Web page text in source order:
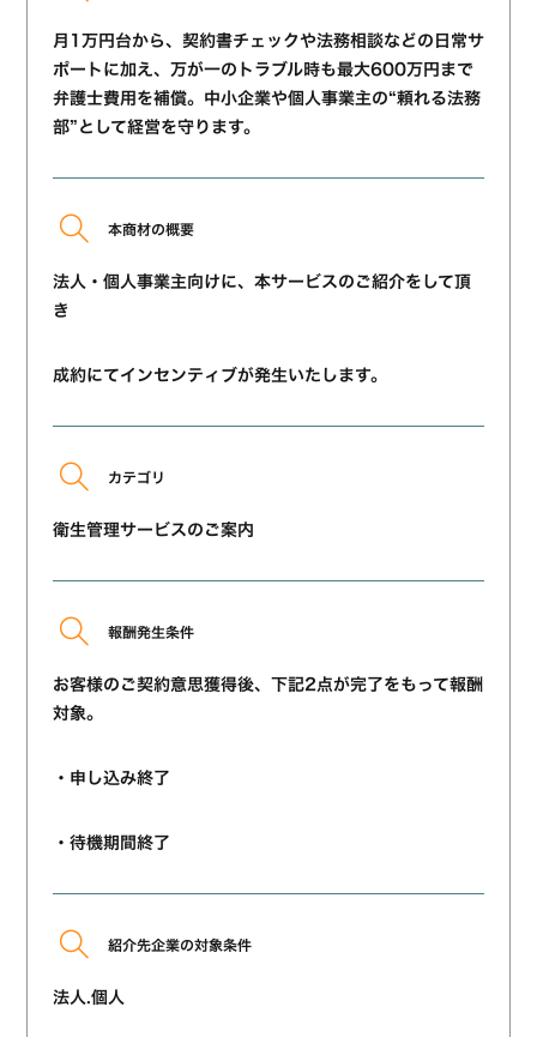
月1万円台から、契約書チェックや法務相談などの日常サ
ポートに加え、万が一のトラブル時も最大600万円まで
弁護士費用を補償。中小企業や個人事業主の“頼れる法務
部”として経営を守ります。
本商材の概要
法人・個人事業主向けに、本サービスのご紹介をして頂
き
成約にてインセンティブが発生いたします。
カテゴリ
衛生管理サービスのご案内
報酬発生条件
お客様のご契約意思獲得後、下記2点が完了をもって報酬
対象。
・申し込み終了
・待機期間終了
紹介先企業の対象条件
法人.個人